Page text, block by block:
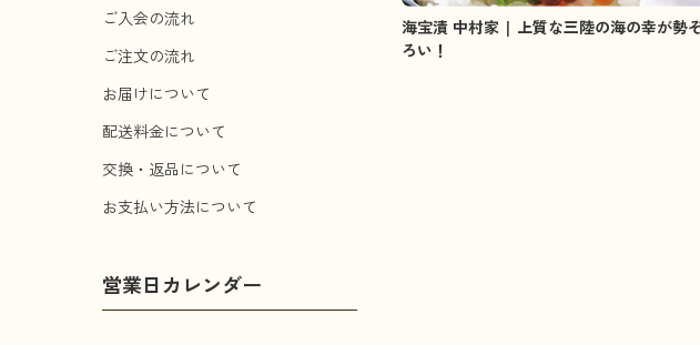
海宝漬 中村家 | 上質な三陸の海の幸が勢
ろい！
ご入会の流れ
ご注文の流れ
お届けについて
配送料金について
交換・返品について
お支払い方法について